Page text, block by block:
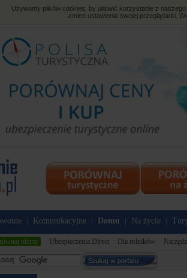
Używamy plików cookies, by ułatwić korzystanie z
zmień ustawienia swojej przeglądarki.
Komunikacyjne Domu Na życie
oferty Ubezpieczenia Direct Dla rolników